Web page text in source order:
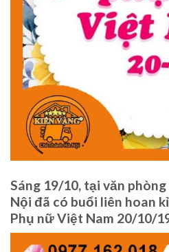
Sáng 19/10, tại văn
Nội đã có buổi liên hoan
Phụ nữ Việt Nam 20/10/